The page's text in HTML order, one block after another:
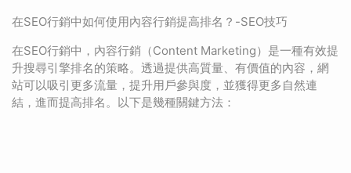
在SEO行銷中如何使用內容行銷提高排名？-SEO技巧
在SEO行銷中，內容行銷（Content Marketing）是一種有效提
升搜尋引擎排名的策略。透過提供高質量、有價值的內容，網
站可以吸引更多流量，提升用戶參與度，並獲得更多自然連
結，進而提高排名。以下是幾種關鍵方法：